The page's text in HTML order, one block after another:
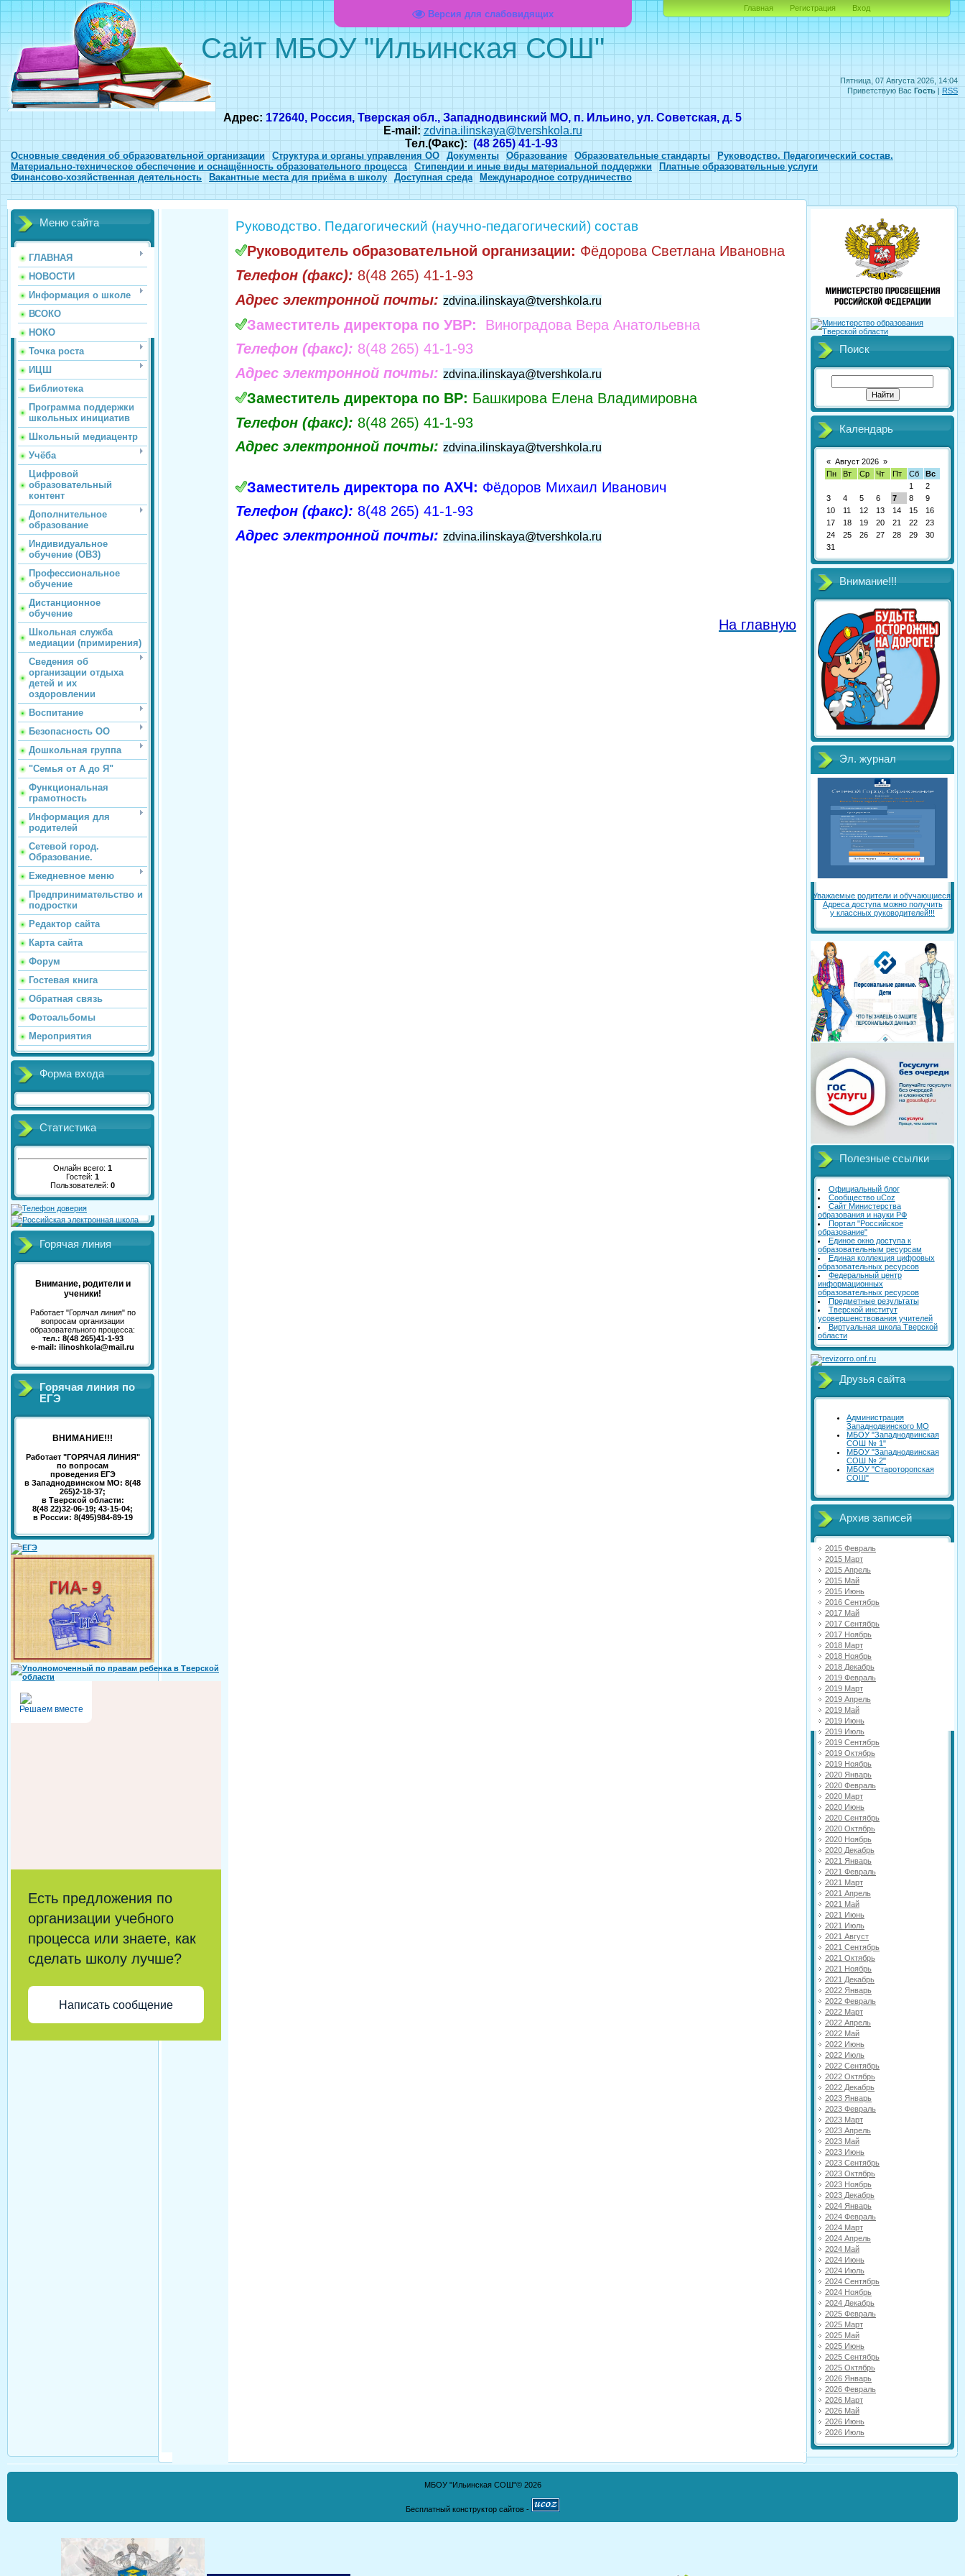
Версия для слабовидящих
Пятница, 07 Августа 2026, 14:04
Приветствую Вас Гость | RSS
Сайт МБОУ "Ильинская СОШ"
Главная Регистрация Вход
Адрес: 172640, Россия, Тверская обл., Западнодвинский МО, п. Ильино, ул. Советская, д. 5
E-mail: zdvina.ilinskaya@tvershkola.ru
Тел.(Факс): (48 265) 41-1-93
Основные сведения об образовательной организации Структура и органы управления ОО Документы Образование Образовательные стандарты
Руководство. Педагогический состав.
Материально-техническое обеспечение и оснащённость образовательного процесса
Стипендии и иные виды материальной поддержки
Платные образовательные услуги
Финансово-хозяйственная деятельность
Вакантные места для приёма в школу Доступная среда Международное сотрудничество
Меню сайта
ГЛАВНАЯ
НОВОСТИ
Информация о школе
ВСОКО
НОКО
Точка роста
ИЦШ
Библиотека
Программа поддержки
школьных инициатив
Школьный медиацентр
Учёба
Цифровой
образовательный
контент
Дополнительное
образование
Индивидуальное
обучение (ОВЗ)
Профессиональное
обучение
Дистанционное
обучение
Школьная служба
медиации (примирения)
Сведения об
организации отдыха
детей и их
оздоровлении
Воспитание
Безопасность ОО
Дошкольная группа
"Семья от А до Я"
Функциональная
грамотность
Информация для
родителей
Сетевой город.
Образование.
Ежедневное меню
Предпринимательство и
подростки
Редактор сайта
Карта сайта
Форум
Гостевая книга
Обратная связь
Фотоальбомы
Мероприятия
Форма входа
Статистика
Онлайн всего: 1
Гостей: 1
Пользователей: 0
Горячая линия
Внимание, родители и
ученики!
Работает "Горячая линия" по
вопросам организации
образовательного процесса:
тел.: 8(48 265)41-1-93
e-mail: ilinoshkola@mail.ru
Горячая линия по
ЕГЭ
ВНИМАНИЕ!!!
Работает "ГОРЯЧАЯ ЛИНИЯ"
по вопросам
проведения ЕГЭ
в Западнодвинском МО: 8(48
265)2-18-37;
в Тверской области:
8(48 22)32-06-19; 43-15-04;
в России: 8(495)984-89-19
Решаем вместе
Есть предложения по
организации учебного
процесса или знаете, как
сделать школу лучше?
Написать сообщение
Руководство. Педагогический (научно-педагогический) состав
Руководитель образовательной организации: Фёдорова Светлана Ивановна
Телефон (факс): 8(48 265) 41-1-93
Адрес электронной почты: zdvina.ilinskaya@tvershkola.ru
Заместитель директора по УВР: Виноградова Вера Анатольевна
Телефон (факс): 8(48 265) 41-1-93
Адрес электронной почты: zdvina.ilinskaya@tvershkola.ru
Заместитель директора по ВР: Башкирова Елена Владимировна
Телефон (факс): 8(48 265) 41-1-93
Адрес электронной почты: zdvina.ilinskaya@tvershkola.ru
Заместитель директора по АХЧ: Фёдоров Михаил Иванович
Телефон (факс): 8(48 265) 41-1-93
Адрес электронной почты: zdvina.ilinskaya@tvershkola.ru
На главную
Поиск
Календарь
« Август 2026 »
Пн
Вт Ср Чт Пт Сб
Вс
1
2
3
4 5 6 7 8
9
10
11 12 13 14 15
16
17
18 19 20 21 22
23
24
25 26 27 28 29
30
31
Внимание!!!
Эл. журнал
Уважаемые родители и обучающиеся!
Адреса доступа можно получить
у классных руководителей!!!
Полезные ссылки
Официальный блог
Сообщество uCoz
Сайт Министерства
образования и науки РФ
Портал "Российское
образование"
Единое окно доступа к
образовательным ресурсам
Единая коллекция цифровых
образовательных ресурсов
Федеральный центр
информационных
образовательных ресурсов
Предметные результаты
Тверской институт
усовершенствования учителей
Виртуальная школа Тверской
области
Друзья сайта
Администрация
Западнодвинского МО
МБОУ "Западнодвинская
СОШ № 1"
МБОУ "Западнодвинская
СОШ № 2"
МБОУ "Староторопская
СОШ"
Архив записей
2015 Февраль
2015 Март
2015 Апрель
2015 Май
2015 Июнь
2016 Сентябрь
2017 Май
2017 Сентябрь
2017 Ноябрь
2018 Март
2018 Ноябрь
2018 Декабрь
2019 Февраль
2019 Март
2019 Апрель
2019 Май
2019 Июнь
2019 Июль
2019 Сентябрь
2019 Октябрь
2019 Ноябрь
2020 Январь
2020 Февраль
2020 Март
2020 Июнь
2020 Сентябрь
2020 Октябрь
2020 Ноябрь
2020 Декабрь
2021 Январь
2021 Февраль
2021 Март
2021 Апрель
2021 Май
2021 Июнь
2021 Июль
2021 Август
2021 Сентябрь
2021 Октябрь
2021 Ноябрь
2021 Декабрь
2022 Январь
2022 Февраль
2022 Март
2022 Апрель
2022 Май
2022 Июнь
2022 Июль
2022 Сентябрь
2022 Октябрь
2022 Декабрь
2023 Январь
2023 Февраль
2023 Март
2023 Апрель
2023 Май
2023 Июнь
2023 Сентябрь
2023 Октябрь
2023 Ноябрь
2023 Декабрь
2024 Январь
2024 Февраль
2024 Март
2024 Апрель
2024 Май
2024 Июнь
2024 Июль
2024 Сентябрь
2024 Ноябрь
2024 Декабрь
2025 Февраль
2025 Март
2025 Май
2025 Июнь
2025 Сентябрь
2025 Октябрь
2026 Январь
2026 Февраль
2026 Март
2026 Май
2026 Июнь
2026 Июль
МБОУ "Ильинская СОШ"© 2026
Бесплатный конструктор сайтов -